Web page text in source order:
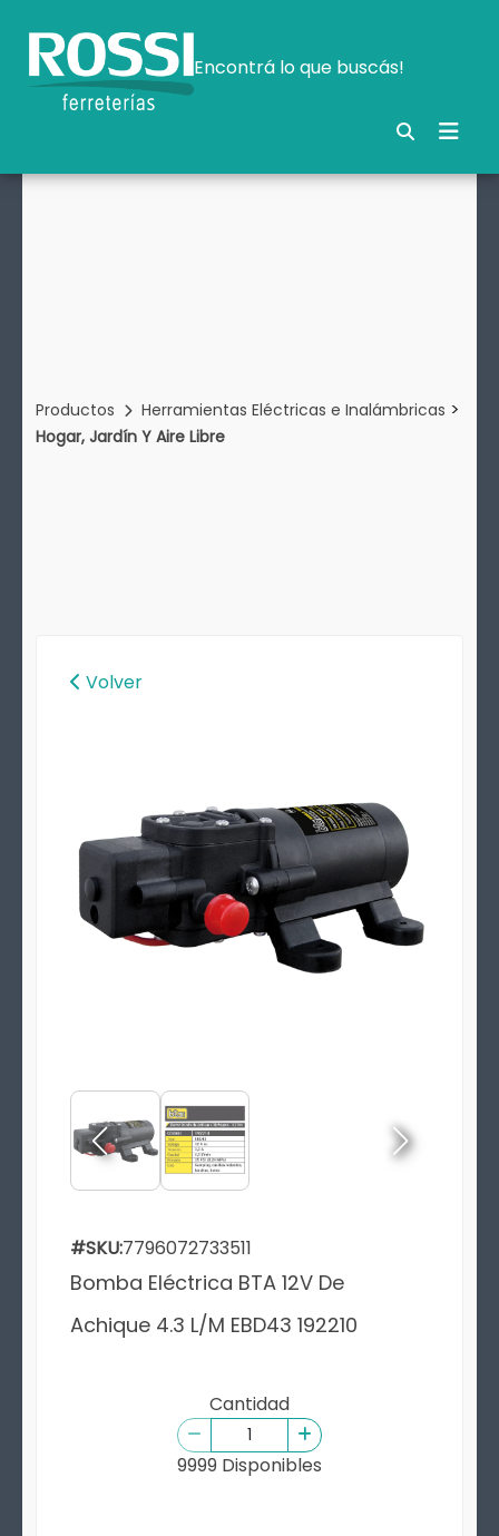
Encontrá lo que buscás!
Productos Herramientas Eléctricas e Inalámbricas >
Hogar, Jardín Y Aire Libre
Volver
#SKU:7796072733511
Bomba Eléctrica BTA 12V De
Achique 4.3 L/M EBD43 192210
Cantidad
9999 Disponibles